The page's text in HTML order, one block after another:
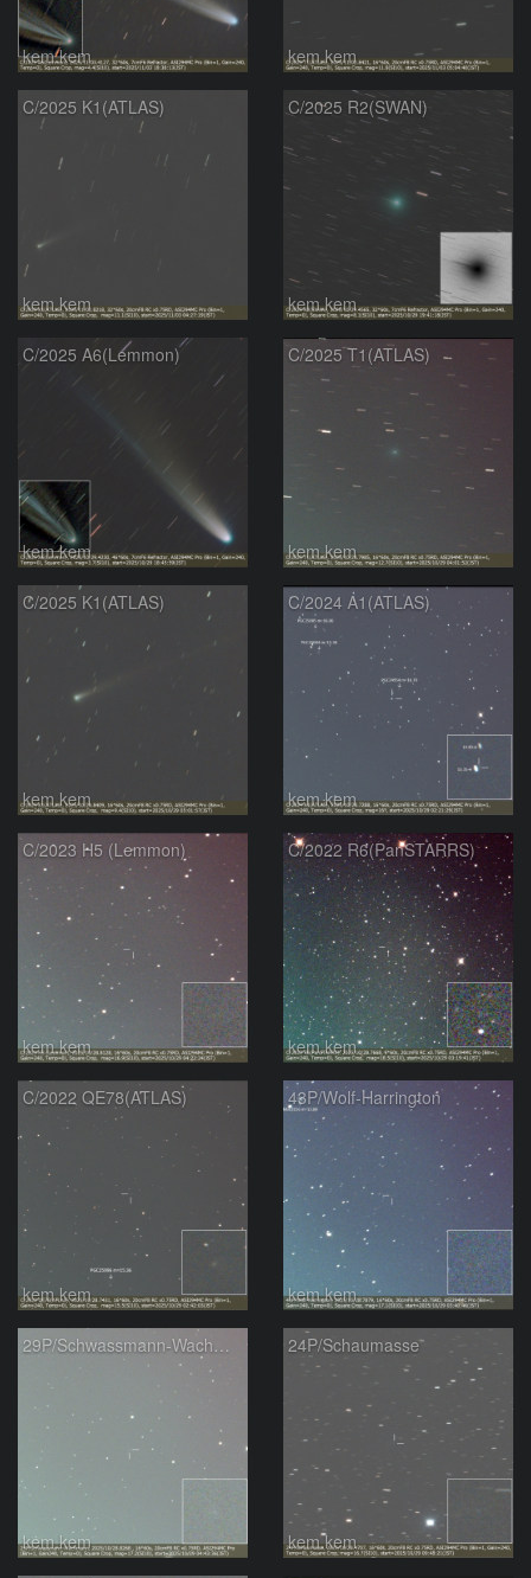
kem.kem kem.kem
C/2025 K1(ATLAS)
kem.kem
C/2025 R2(SWAN)
kem.kem
C/2025 A6(Lemmon)
kem.kem
C/2025 T1(ATLAS)
kem.kem
C/2025 K1(ATLAS)
kem.kem
C/2024 A1(ATLAS)
kem.kem
C/2023 H5 (Lemmon)
kem.kem
C/2022 R6(PanSTARRS)
kem.kem
C/2022 QE78(ATLAS)
kem.kem
43P/Wolf-Harrington
kem.kem
29P/Schwassmann-Wachmann
kem.kem
24P/Schaumasse
kem.kem